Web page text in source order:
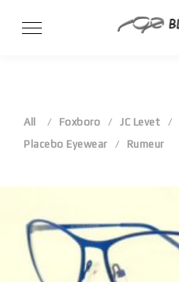
All Foxboro JC Levet
Placebo Eyewear
Rumeur